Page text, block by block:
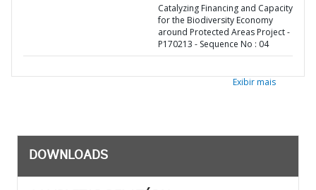
Catalyzing Financing and Capacity
for the Biodiversity Economy
around Protected Areas Project -
P170213 - Sequence No : 04
Exibir mais
DOWNLOADS